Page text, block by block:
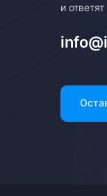
и